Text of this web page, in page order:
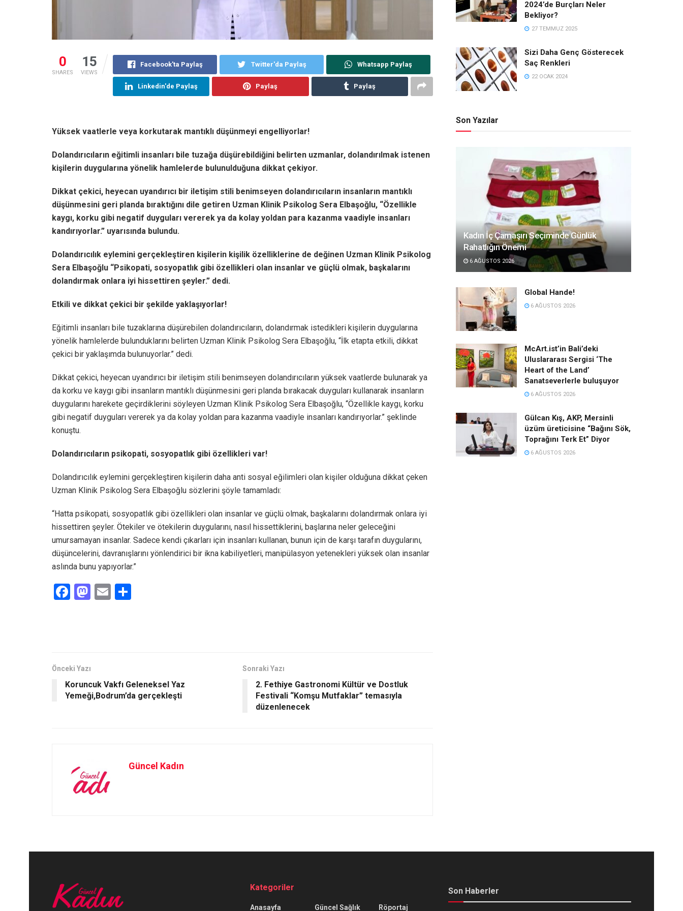
0
SHARES
15
VIEWS
Facebook'ta Paylaş Twitter'da Paylaş Whatsapp Paylaş
Linkedin'de Paylaş Paylaş Paylaş
Yüksek vaatlerle veya korkutarak mantıklı düşünmeyi engelliyorlar!
Dolandırıcıların eğitimli insanları bile tuzağa düşürebildiğini belirten uzmanlar, dolandırılmak istenen
kişilerin duygularına yönelik hamlelerde bulunulduğuna dikkat çekiyor.
Dikkat çekici, heyecan uyandırıcı bir iletişim stili benimseyen dolandırıcıların insanların mantıklı
düşünmesini geri planda bıraktığını dile getiren Uzman Klinik Psikolog Sera Elbaşoğlu, “Özellikle
kaygı, korku gibi negatif duyguları vererek ya da kolay yoldan para kazanma vaadiyle insanları
kandırıyorlar.” uyarısında bulundu.
Dolandırıcılık eylemini gerçekleştiren kişilerin kişilik özelliklerine de değinen Uzman Klinik Psikolog
Sera Elbaşoğlu “Psikopati, sosyopatlık gibi özellikleri olan insanlar ve güçlü olmak, başkalarını
dolandırmak onlara iyi hissettiren şeyler.” dedi.
Etkili ve dikkat çekici bir şekilde yaklaşıyorlar!
Eğitimli insanları bile tuzaklarına düşürebilen dolandırıcıların, dolandırmak istedikleri kişilerin duygularına
yönelik hamlelerde bulunduklarını belirten Uzman Klinik Psikolog Sera Elbaşoğlu, “İlk etapta etkili, dikkat
çekici bir yaklaşımda bulunuyorlar.” dedi.
Dikkat çekici, heyecan uyandırıcı bir iletişim stili benimseyen dolandırıcıların yüksek vaatlerde bulunarak ya
da korku ve kaygı gibi insanların mantıklı düşünmesini geri planda bırakacak duyguları kullanarak insanların
duygularını harekete geçirdiklerini söyleyen Uzman Klinik Psikolog Sera Elbaşoğlu, “Özellikle kaygı, korku
gibi negatif duyguları vererek ya da kolay yoldan para kazanma vaadiyle insanları kandırıyorlar.” şeklinde
konuştu.
Dolandırıcıların psikopati, sosyopatlık gibi özellikleri var!
Dolandırıcılık eylemini gerçekleştiren kişilerin daha anti sosyal eğilimleri olan kişiler olduğuna dikkat çeken
Uzman Klinik Psikolog Sera Elbaşoğlu sözlerini şöyle tamamladı:
“Hatta psikopati, sosyopatlık gibi özellikleri olan insanlar ve güçlü olmak, başkalarını dolandırmak onlara iyi
hissettiren şeyler. Ötekiler ve ötekilerin duygularını, nasıl hissettiklerini, başlarına neler geleceğini
umursamayan insanlar. Sadece kendi çıkarları için insanları kullanan, bunun için de karşı tarafın duygularını,
düşüncelerini, davranışlarını yönlendirici bir ikna kabiliyetleri, manipülasyon yetenekleri yüksek olan insanlar
aslında bunu yapıyorlar.”
F
o
k
M
n
E
Önceki Yazı
Koruncuk Vakfı Geleneksel Yaz
Yemeği,Bodrum’da gerçekleşti
Sonraki Yazı
2. Fethiye Gastronomi Kültür ve Dostluk
Festivali “Komşu Mutfaklar” temasıyla
düzenlenecek
Güncel Kadın
2024’de Burçları Neler
Bekliyor?
27 TEMMUZ 2025
Sizi Daha Genç Gösterecek
Saç Renkleri
22 OCAK 2024
Son Yazılar
Kadın İç Çamaşırı Seçiminde Günlük
Rahatlığın Önemi
6 AĞUSTOS 2026
Global Hande!
6 AĞUSTOS 2026
McArt.ist’in Bali’deki
Uluslararası Sergisi ‘The
Heart of the Land’
Sanatseverlerle buluşuyor
6 AĞUSTOS 2026
Gülcan Kış, AKP, Mersinli
üzüm üreticisine “Bağını Sök,
Toprağını Terk Et” Diyor
6 AĞUSTOS 2026
Kategoriler
Anasayfa Güncel Sağlık Röportaj
Son Haberler